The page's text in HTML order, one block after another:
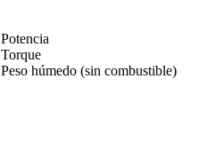
Potencia
Torque
Peso húmedo (sin combustible)